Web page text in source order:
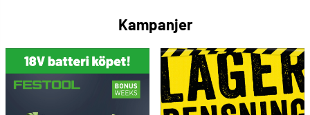
Kampanjer